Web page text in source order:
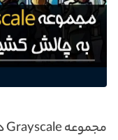
مجموعه Grayscale در تلاش برای به چالش کشیدن ETF...